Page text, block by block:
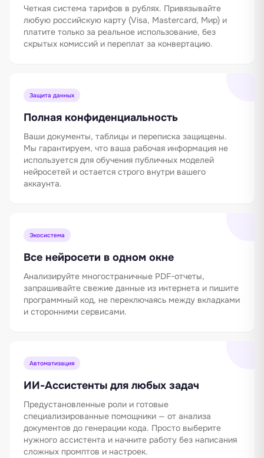
Четкая система тарифов в рублях. Привязывайте
любую российскую карту (Visa, Mastercard, Мир) и
платите только за реальное использование, без
скрытых комиссий и переплат за конвертацию.
Защита данных
Полная конфиденциальность
Ваши документы, таблицы и переписка защищены.
Мы гарантируем, что ваша рабочая информация не
используется для обучения публичных моделей
нейросетей и остается строго внутри вашего
аккаунта.
Экосистема
Все нейросети в одном окне
Анализируйте многостраничные PDF-отчеты,
запрашивайте свежие данные из интернета и пишите
программный код, не переключаясь между вкладками
и сторонними сервисами.
Автоматизация
ИИ-Ассистенты для любых задач
Предустановленные роли и готовые
специализированные помощники — от анализа
документов до генерации кода. Просто выберите
нужного ассистента и начните работу без написания
сложных промптов и настроек.